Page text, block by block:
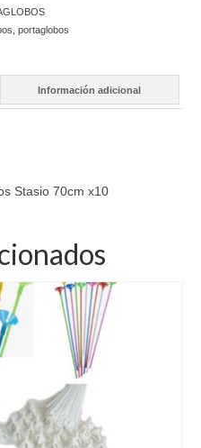
portaglobos
Información adicional
Stasio 70cm x10